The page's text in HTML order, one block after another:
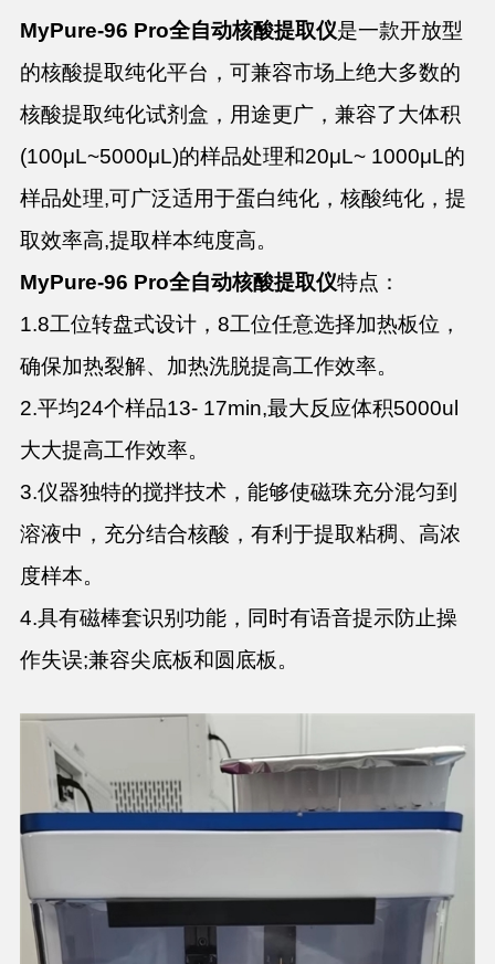
MyPure-96 Pro全自动核酸提取仪是一款开放型
的核酸提取纯化平台，可兼容市场上绝大多数的
核酸提取纯化试剂盒，用途更广，兼容了大体积
(100μL~5000μL)的样品处理和20μL~ 1000μL的
样品处理,可广泛适用于蛋白纯化，核酸纯化，提
取效率高,提取样本纯度高。
MyPure-96 Pro全自动核酸提取仪特点：
1.8工位转盘式设计，8工位任意选择加热板位，
确保加热裂解、加热洗脱提高工作效率。
2.平均24个样品13- 17min,最大反应体积5000ul
大大提高工作效率。
3.仪器独特的搅拌技术，能够使磁珠充分混匀到
溶液中，充分结合核酸，有利于提取粘稠、高浓
度样本。
4.具有磁棒套识别功能，同时有语音提示防止操
作失误;兼容尖底板和圆底板。